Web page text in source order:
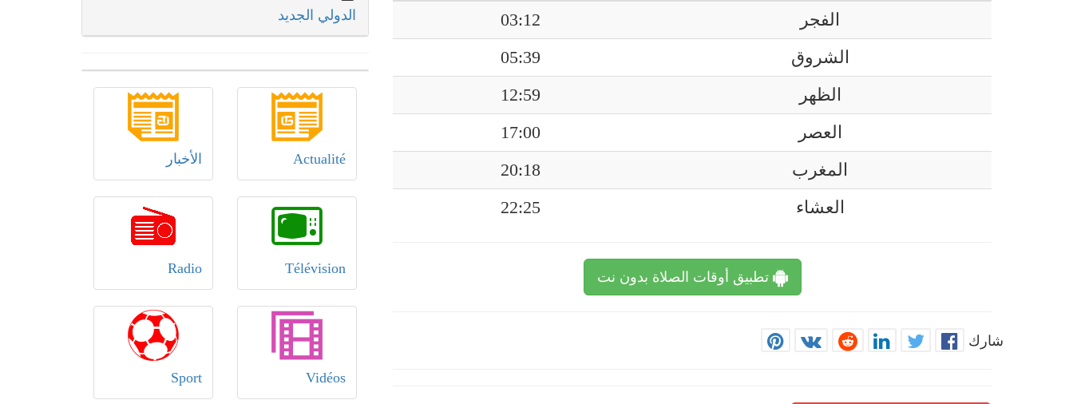
الفجر
03:12
الشروق
05:39
الظهر
12:59
العصر
17:00
المغرب
20:18
العشاء
22:25
تطبيق أوقات الصلاة بدون نت
شارك
الدولي الجديد
Actualité الأخبار
Télévision
Radio
Vidéos
Sport